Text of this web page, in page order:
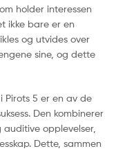
holder interessen
ikke bare er en
og utvides over
sine, og dette
Pirots 5 er en av de
Den kombinerer
opplevelser,
Dette, sammen